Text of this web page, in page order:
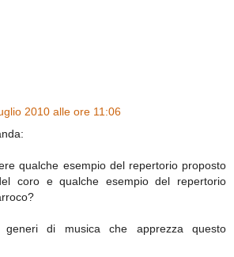
2010 alle ore 11:06
qualche esempio del repertorio proposto
coro e qualche esempio del repertorio
di musica che apprezza questo